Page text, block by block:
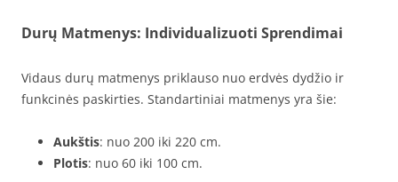
Durų Matmenys: Individualizuoti Sprendimai
Vidaus durų matmenys priklauso nuo erdvės dydžio ir
funkcinės paskirties. Standartiniai matmenys yra šie:
Aukštis: nuo 200 iki 220 cm.
Plotis: nuo 60 iki 100 cm.